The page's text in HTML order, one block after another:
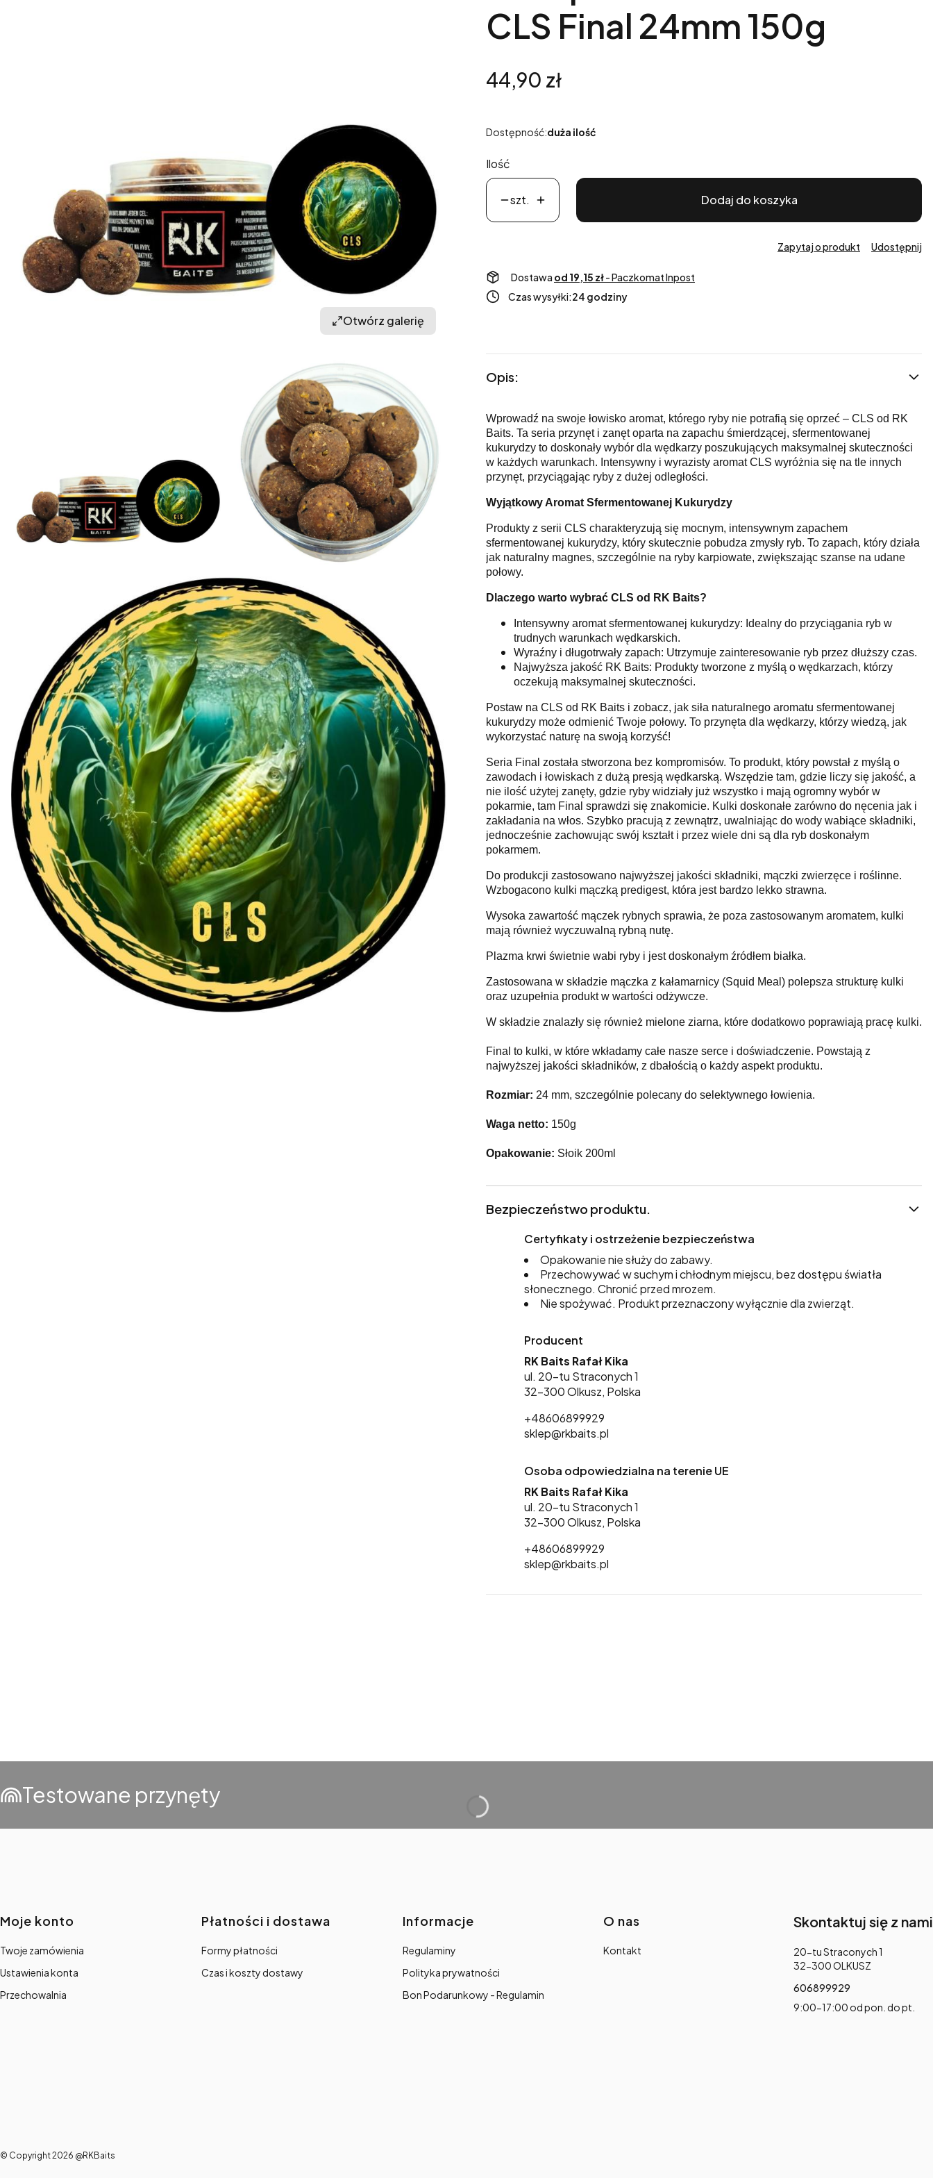
Otwórz galerię
CLS Final 24mm 150g
Cena
44,90 zł
Dostępność:duża ilość
Ilość
szt. Dodaj do koszyka
Zapytaj o produkt Udostępnij
Dostawa od 19,15 zł- Paczkomat Inpost
Czas wysyłki:24 godziny
Opis:
Wprowadź na swoje łowisko aromat, którego ryby nie potrafią się oprzeć – CLS od RK
Baits. Ta seria przynęt i zanęt oparta na zapachu śmierdzącej, sfermentowanej
kukurydzy to doskonały wybór dla wędkarzy poszukujących maksymalnej skuteczności
w każdych warunkach. Intensywny i wyrazisty aromat CLS wyróżnia się na tle innych
przynęt, przyciągając ryby z dużej odległości.
Wyjątkowy Aromat Sfermentowanej Kukurydzy
Produkty z serii CLS charakteryzują się mocnym, intensywnym zapachem
sfermentowanej kukurydzy, który skutecznie pobudza zmysły ryb. To zapach, który działa
jak naturalny magnes, szczególnie na ryby karpiowate, zwiększając szanse na udane
połowy.
Dlaczego warto wybrać CLS od RK Baits?
Intensywny aromat sfermentowanej kukurydzy: Idealny do przyciągania ryb w
trudnych warunkach wędkarskich.
Wyraźny i długotrwały zapach: Utrzymuje zainteresowanie ryb przez dłuższy czas.
Najwyższa jakość RK Baits: Produkty tworzone z myślą o wędkarzach, którzy
oczekują maksymalnej skuteczności.
Postaw na CLS od RK Baits i zobacz, jak siła naturalnego aromatu sfermentowanej
kukurydzy może odmienić Twoje połowy. To przynęta dla wędkarzy, którzy wiedzą, jak
wykorzystać naturę na swoją korzyść!
Seria Final została stworzona bez kompromisów. To produkt, który powstał z myślą o
zawodach i łowiskach z dużą presją wędkarską. Wszędzie tam, gdzie liczy się jakość, a
nie ilość użytej zanęty, gdzie ryby widziały już wszystko i mają ogromny wybór w
pokarmie, tam Final sprawdzi się znakomicie. Kulki doskonałe zarówno do nęcenia jak i
zakładania na włos. Szybko pracują z zewnątrz, uwalniając do wody wabiące składniki,
jednocześnie zachowując swój kształt i przez wiele dni są dla ryb doskonałym
pokarmem.
Do produkcji zastosowano najwyższej jakości składniki, mączki zwierzęce i roślinne.
Wzbogacono kulki mączką predigest, która jest bardzo lekko strawna.
Wysoka zawartość mączek rybnych sprawia, że poza zastosowanym aromatem, kulki
mają również wyczuwalną rybną nutę.
Plazma krwi świetnie wabi ryby i jest doskonałym źródłem białka.
Zastosowana w składzie mączka z kałamarnicy (Squid Meal) polepsza strukturę kulki
oraz uzupełnia produkt w wartości odżywcze.
W składzie znalazły się również mielone ziarna, które dodatkowo poprawiają pracę kulki.
Final to kulki, w które wkładamy całe nasze serce i doświadczenie. Powstają z
najwyższej jakości składników, z dbałością o każdy aspekt produktu.
Rozmiar: 24 mm, szczególnie polecany do selektywnego łowienia.
Waga netto: 150g
Opakowanie: Słoik 200ml
Bezpieczeństwo produktu.
Certyfikaty i ostrzeżenie bezpieczeństwa
Opakowanie nie służy do zabawy.
Przechowywać w suchym i chłodnym miejscu, bez dostępu światła
słonecznego. Chronić przed mrozem.
Nie spożywać. Produkt przeznaczony wyłącznie dla zwierząt.
Producent
RK Baits Rafał Kika
ul. 20-tu Straconych 1
32-300 Olkusz, Polska
+48606899929
sklep@rkbaits.pl
Osoba odpowiedzialna na terenie UE
RK Baits Rafał Kika
ul. 20-tu Straconych 1
32-300 Olkusz, Polska
+48606899929
sklep@rkbaits.pl
Testowane przynęty
Linki w stopce
Moje konto
Twoje zamówienia
Ustawienia konta
Przechowalnia
Płatności i dostawa
Formy płatności
Czas i koszty dostawy
Informacje
Regulaminy
Polityka prywatności
Bon Podarunkowy - Regulamin
O nas
Kontakt
Skontaktuj się z nami
Adres:
20-tu Straconych 1
32-300 OLKUSZ
606899929
9:00-17:00 od pon. do pt.
© Copyright 2026 @RKBaits